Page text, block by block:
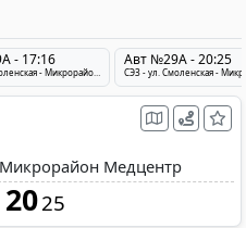
- 17:16 Авт №29A - 20:25
Медцентр
2025